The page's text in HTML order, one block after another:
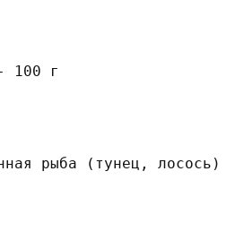
100 г
рыба (тунец, лосось)